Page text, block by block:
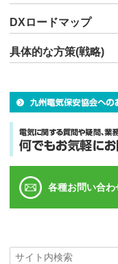
DXロードマップ
具体的な方策(戦略)
各種お問い合わ